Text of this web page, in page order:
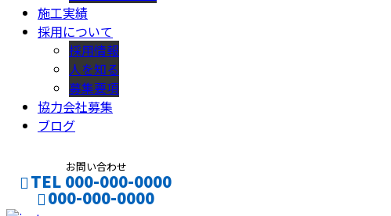
施工実績
採用について
採用情報
人を知る
募集要項
協力会社募集
ブログ
お問い合わせ
TEL 000-000-0000
000-000-0000